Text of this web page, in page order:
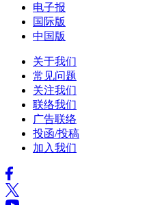
电子报
国际版
中国版
关于我们
常见问题
关注我们
联络我们
广告联络
投函/投稿
加入我们